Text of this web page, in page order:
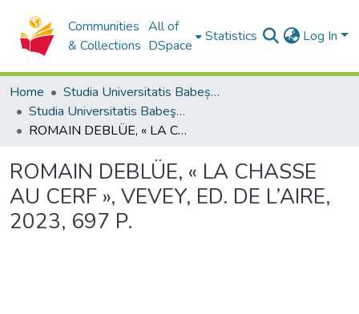
Communities
& Collections
All of
DSpace
Statistics Log In
Home
Studia Universitatis Babeș-Bolyai Collection
Studia Universitatis Babeş-Bolyai Theologia Catholica
ROMAIN DEBLÜE, « LA CHASSE AU CERF », VEVEY, ED. DE L’AIRE, 2023, 697 P.
ROMAIN DEBLÜE, « LA CHASSE
AU CERF », VEVEY, ED. DE L’AIRE,
2023, 697 P.